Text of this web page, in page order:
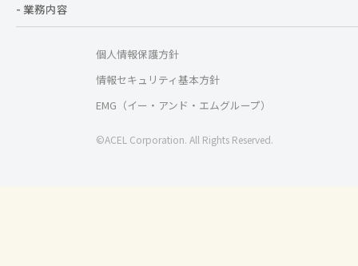
- 業務内容
個人情報保護方針
情報セキュリティ基本方針
EMG（イー・アンド・エムグループ）